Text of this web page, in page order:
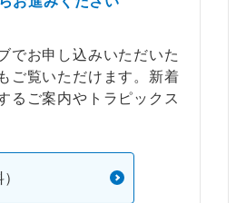
でお申し込みいただいた
ご覧いただけます。新着
るご案内やトラピックス